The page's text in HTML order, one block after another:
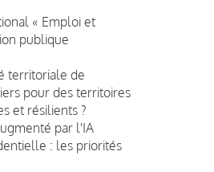
« Emploi et
publique
territoriale de
pour des territoires
et résilients ?
par l'IA
: les priorités